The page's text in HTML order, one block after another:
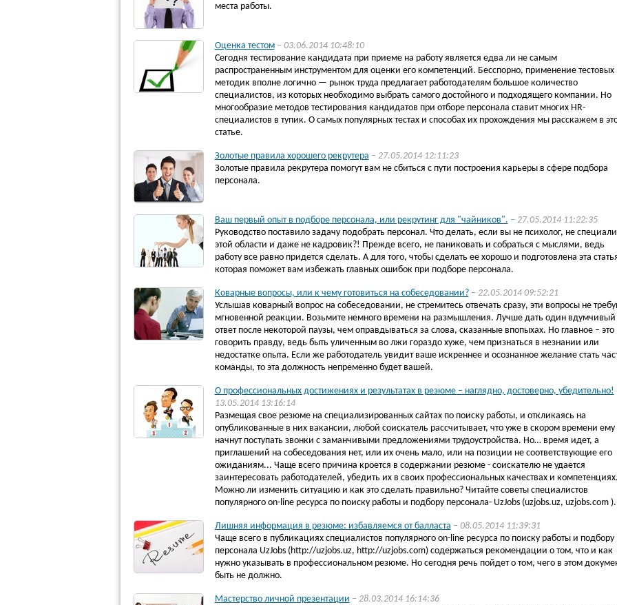
места работы.
Оценка тестом – 03.06.2014 10:48:10
Сегодня тестирование кандидата при приеме на работу является едва ли не самым
распространенным инструментом для оценки его компетенций. Бесспорно, применение тестовых
методик вполне логично — рынок труда предлагает работодателям большое количество
специалистов, из которых необходимо выбрать самого достойного и подходящего компании. Но
многообразие методов тестирования кандидатов при отборе персонала ставит многих HR-
специалистов в тупик. О самых популярных тестах и способах их прохождения мы расскажем в
статье.
Золотые правила хорошего рекрутера – 27.05.2014 12:11:23
Золотые правила рекрутера помогут вам не сбиться с пути построения карьеры в сфере подбора
персонала.
Ваш первый опыт в подборе персонала, или рекрутинг для "чайников". – 27.05.2014 11:22:35
Руководство поставило задачу подобрать персонал. Что делать, если вы не психолог, не
этой области и даже не кадровик?! Прежде всего, не паниковать и собраться с мыслями, ведь
работу все равно придется сделать. А для того, чтобы сделать ее хорошо и подготовлена эта
которая поможет вам избежать главных ошибок при подборе персонала.
Коварные вопросы, или к чему готовиться на собеседовании? – 22.05.2014 09:52:21
Услышав коварный вопрос на собеседовании, не стремитесь отвечать сразу, эти вопросы не
мгновенной реакции. Возьмите немного времени на размышления. Лучше дать один вдумчивый
ответ после некоторой паузы, чем оправдываться за слова, сказанные впопыхах. Но главное – это
говорить правду, ведь быть уличенным во лжи гораздо хуже, чем признаться в незнании или
недостатке опыта. Если же работодатель увидит ваше искреннее и осознанное желание стать
команды, то эта должность непременно будет вашей.
О профессиональных достижениях и результатах в резюме – наглядно, достоверно, убедительно!
13.05.2014 13:16:14
Размещая свое резюме на специализированных сайтах по поиску работы, и откликаясь на
опубликованные в них вакансии, любой соискатель рассчитывает, что уже в скором времени ему
начнут поступать звонки с заманчивыми предложениями трудоустройства. Но… время идет, а
приглашений на собеседования нет, или их очень мало, или на позиции не соответствующие его
ожиданиям... Чаще всего причина кроется в содержании резюме - соискателю не удается
заинтересовать работодателей, убедить их в своих профессиональных качествах и компетенциях.
Можно ли изменить ситуацию и как это сделать правильно? Читайте советы специалистов
популярного on-line ресурса по поиску работы и подбору персонала- UzJobs (uzjobs.uz, uzjobs.com ).
Лишняя информация в резюме: избавляемся от балласта – 08.05.2014 11:39:31
Чаще всего в публикациях специалистов популярного on-line ресурса по поиску работы и подбору
персонала UzJobs (http://uzjobs.uz, http://uzjobs.com) содержаться рекомендации о том, что и как
нужно указывать в профессиональном резюме. Но сегодня речь пойдет о том, чего в этом
быть не должно.
Мастерство личной презентации – 28.03.2014 16:14:36